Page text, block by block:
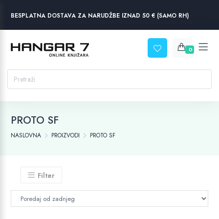
BESPLATNA DOSTAVA ZA NARUDŽBE IZNAD 50 € (SAMO RH)
0
PROTO SF
NASLOVNA PROIZVODI PROTO SF
Filter